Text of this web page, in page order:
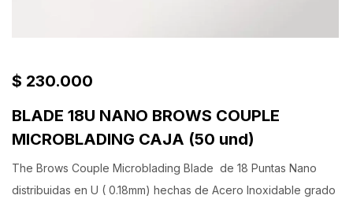
$ 230.000
BLADE 18U NANO BROWS COUPLE
MICROBLADING CAJA (50 und)
The Brows Couple Microblading Blade de 18 Puntas Nano
distribuidas en U ( 0.18mm) hechas de Acero Inoxidable grado